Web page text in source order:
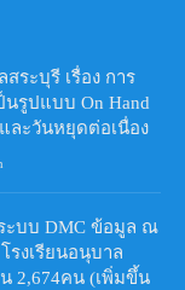
ระบุรี เรื่อง การ
นรูปแบบ On Hand
ละวันหยุดต่อเนื่อง
ะบบ DMC ข้อมูล ณ
รงเรียนอนุบาล
2,674คน (เพิ่มขึ้น